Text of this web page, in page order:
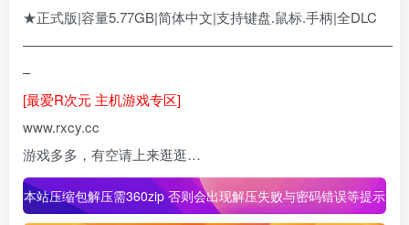
★正式版|容量5.77GB|简体中文|支持键盘.鼠标.手柄|全DLC
———————————————————————————
–
[最爱R次元 主机游戏专区]
www.rxcy.cc
游戏多多，有空请上来逛逛…
本站压缩包解压需360zip 否则会出现解压失败与密码错误等提示